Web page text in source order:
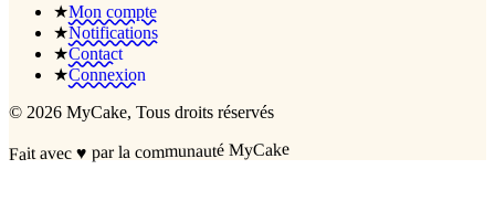
★Mon compte
★Notifications
★Contact
★Connexion
© 2026 MyCake, Tous droits réservés
Fait avec♥ par la communauté MyCake